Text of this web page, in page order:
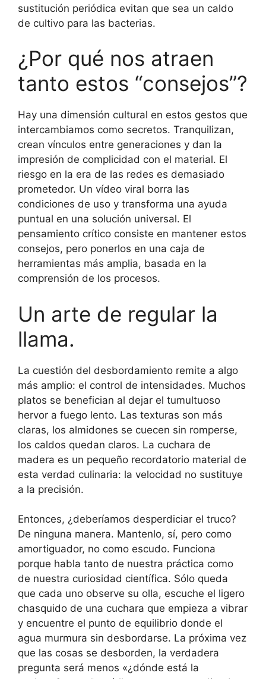
sustitución periódica evitan que sea un caldo
de cultivo para las bacterias.
¿Por qué nos atraen
tanto estos “consejos”?
Hay una dimensión cultural en estos gestos que
intercambiamos como secretos. Tranquilizan,
crean vínculos entre generaciones y dan la
impresión de complicidad con el material. El
riesgo en la era de las redes es demasiado
prometedor. Un vídeo viral borra las
condiciones de uso y transforma una ayuda
puntual en una solución universal. El
pensamiento crítico consiste en mantener estos
consejos, pero ponerlos en una caja de
herramientas más amplia, basada en la
comprensión de los procesos.
Un arte de regular la
llama.
La cuestión del desbordamiento remite a algo
más amplio: el control de intensidades. Muchos
platos se benefician al dejar el tumultuoso
hervor a fuego lento. Las texturas son más
claras, los almidones se cuecen sin romperse,
los caldos quedan claros. La cuchara de
madera es un pequeño recordatorio material de
esta verdad culinaria: la velocidad no sustituye
a la precisión.
Entonces, ¿deberíamos desperdiciar el truco?
De ninguna manera. Mantenlo, sí, pero como
amortiguador, no como escudo. Funciona
porque habla tanto de nuestra práctica como
de nuestra curiosidad científica. Sólo queda
que cada uno observe su olla, escuche el ligero
chasquido de una cuchara que empieza a vibrar
y encuentre el punto de equilibrio donde el
agua murmura sin desbordarse. La próxima vez
que las cosas se desborden, la verdadera
pregunta será menos «¿dónde está la